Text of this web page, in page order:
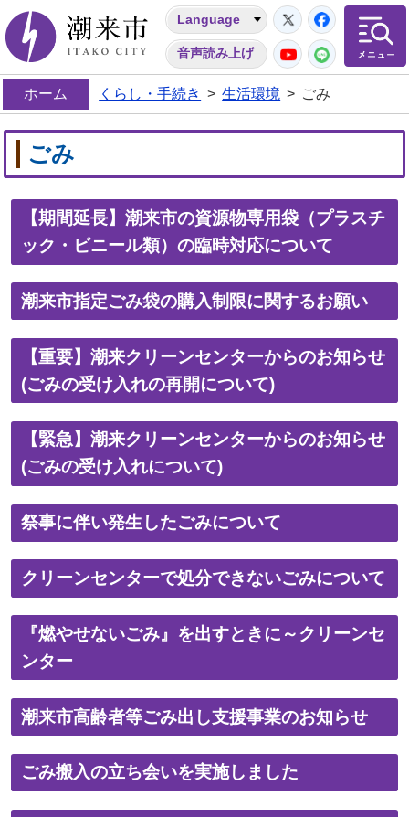
潮来市
Language
音声読み上げ
Twitter
YouTube
LINE
ホーム くらし・手続き > 生活環境 > ごみ
ごみ
【期間延長】潮来市の資源物専用袋（プラスチ
ック・ビニール類）の臨時対応について
潮来市指定ごみ袋の購入制限に関するお願い
【重要】潮来クリーンセンターからのお知らせ
(ごみの受け入れの再開について)
【緊急】潮来クリーンセンターからのお知らせ
(ごみの受け入れについて)
祭事に伴い発生したごみについて
クリーンセンターで処分できないごみについて
『燃やせないごみ』を出すときに～クリーンセ
ンター
潮来市高齢者等ごみ出し支援事業のお知らせ
ごみ搬入の立ち会いを実施しました